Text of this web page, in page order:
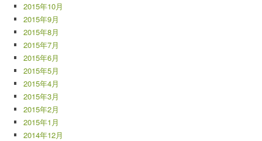
2015年10月
2015年9月
2015年8月
2015年7月
2015年6月
2015年5月
2015年4月
2015年3月
2015年2月
2015年1月
2014年12月